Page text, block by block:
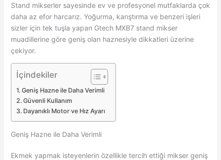
Stand mikserler sayesinde ev ve profesyonel mutfaklarda çok
daha az efor harcarız. Yoğurma, karıştırma ve benzeri işleri
sizler için tek tuşla yapan Gtech MXB7 stand mikser
muadillerine göre geniş olan haznesiyle dikkatleri üzerine
çekiyor.
İçindekiler
Geniş Hazne ile Daha Verimli
Güvenli Kullanım
Dayanıklı Motor ve Hız Ayarı
Geniş Hazne ile Daha Verimli
Ekmek yapmak isteyenlerin özellikle tercih ettiği mikser geniş